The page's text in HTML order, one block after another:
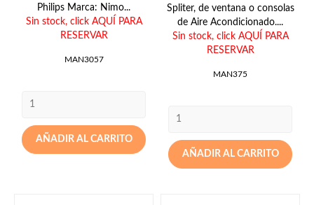
Philips Marca: Nimo...
Sin stock, click AQUÍ PARA
RESERVAR
MAN3057
AÑADIR AL CARRITO
Spliter, de ventana o consolas
de Aire Acondicionado....
Sin stock, click AQUÍ PARA
RESERVAR
MAN375
AÑADIR AL CARRITO